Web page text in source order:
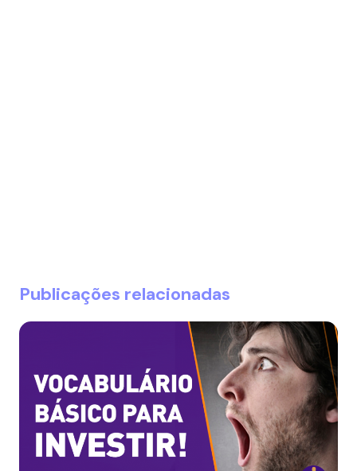
Publicações relacionadas